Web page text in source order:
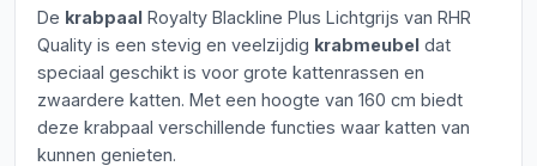
De krabpaal Royalty Blackline Plus Lichtgrijs van RHR
Quality is een stevig en veelzijdig krabmeubel dat
speciaal geschikt is voor grote kattenrassen en
zwaardere katten. Met een hoogte van 160 cm biedt
deze krabpaal verschillende functies waar katten van
kunnen genieten.